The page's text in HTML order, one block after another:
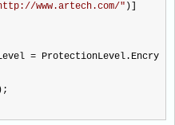
www.artech.com/" )]
= ProtectionLevel.Encry